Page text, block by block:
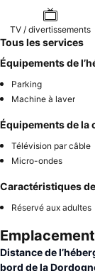
TV / divertissements
Tous les services
Équipements de
Parking
Machine à laver
Équipements de la
Télévision par câble
Micro-ondes
Caractéristiques de
Réservé aux adultes
Emplacement
Distance de
bord de la